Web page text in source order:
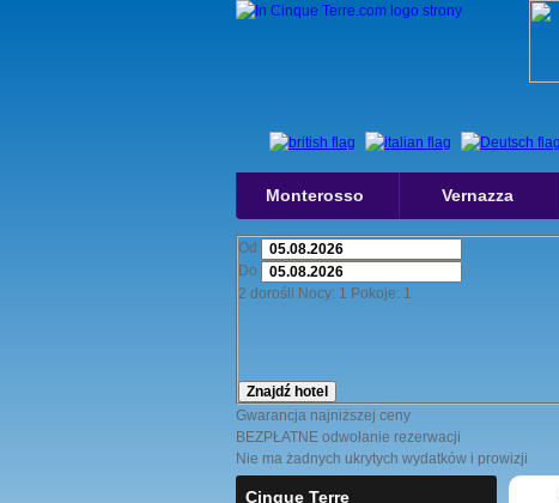
Monterosso Vernazza
Od
Do
2 dorośli Nocy: 1 Pokoje: 1
Znajdź hotel
Gwarancja najniższej ceny
BEZPŁATNE odwołanie rezerwacji
Nie ma żadnych ukrytych wydatków i prowizji
Cinque Terre